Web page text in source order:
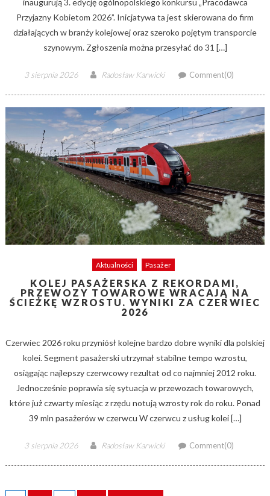
inaugurują 3. edycję ogólnopolskiego konkursu „Pracodawca
Przyjazny Kobietom 2026”. Inicjatywa ta jest skierowana do firm
działających w branży kolejowej oraz szeroko pojętym transporcie
szynowym. Zgłoszenia można przesyłać do 31 […]
Posted
3 sierpnia 2026 Author
Radosław Karwicki Comment(0)
Aktualności Pasażer
KOLEJ PASAŻERSKA Z REKORDAMI,
PRZEWOZY TOWAROWE WRACAJĄ NA
ŚCIEŻKĘ WZROSTU. WYNIKI ZA CZERWIEC
2026
Czerwiec 2026 roku przyniósł kolejne bardzo dobre wyniki dla polskiej
kolei. Segment pasażerski utrzymał stabilne tempo wzrostu,
osiągając najlepszy czerwcowy rezultat od co najmniej 2012 roku.
Jednocześnie poprawia się sytuacja w przewozach towarowych,
które już czwarty miesiąc z rzędu notują wzrosty rok do roku. Ponad
39 mln pasażerów w czerwcu W czerwcu z usług kolei […]
Posted
3 sierpnia 2026 Author
Radosław Karwicki Comment(0)